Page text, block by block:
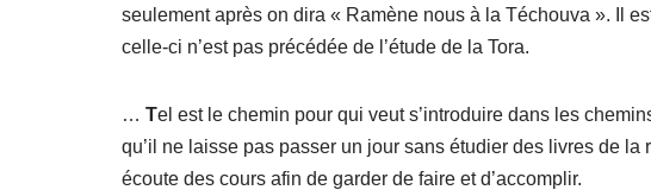
seulement après on dira « Ramène nous à la Téchouva ». Il
celle-ci n’est pas précédée de l’étude de la Tora.
… Tel est le chemin pour qui veut s’introduire dans les
qu’il ne laisse pas passer un jour sans étudier des livres de la
écoute des cours afin de garder de faire et d’accomplir.